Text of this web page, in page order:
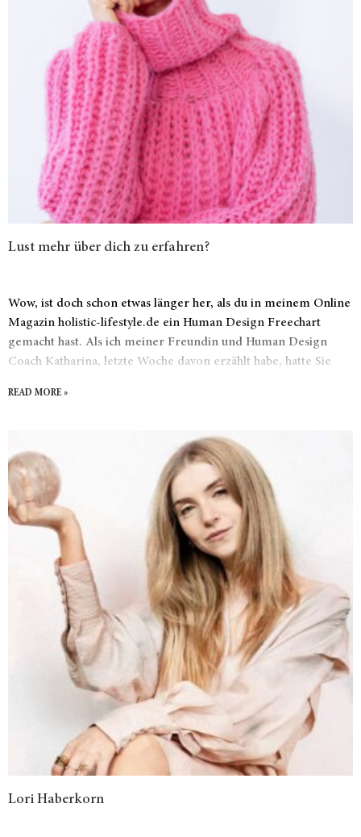
Lust mehr über dich zu erfahren?
Wow, ist doch schon etwas länger her, als du in meinem Online
Magazin holistic-lifestyle.de ein Human Design Freechart
gemacht hast. Als ich meiner Freundin und Human Design
Coach Katharina, letzte Woche davon erzählt habe, hatte Sie
READ MORE »
Lori Haberkorn